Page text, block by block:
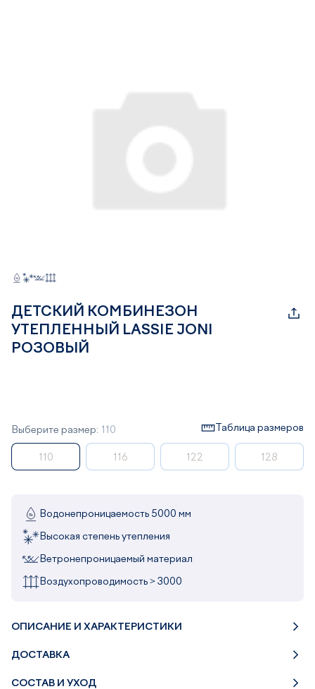
ДЕТСКИЙ КОМБИНЕЗОН
УТЕПЛЕННЫЙ LASSIE JONI
РОЗОВЫЙ
Выберите размер: 110 Таблица размеров
110 116 122 128
Водонепроницаемость 5000 мм
Высокая степень утепления
Ветронепроницаемый материал
Воздухопроводимость > 3000
ОПИСАНИЕ И ХАРАКТЕРИСТИКИ
ДОСТАВКА
СОСТАВ И УХОД